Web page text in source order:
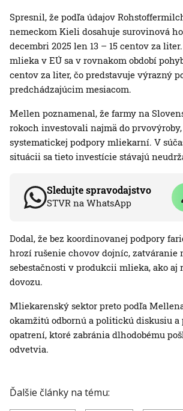
Spresnil, že podľa údajov
nemeckom Kieli dosahuje surovinová
decembri 2025 len 13 – 15 centov za
mlieka v EÚ sa v rovnakom období
centov za liter, čo predstavuje výrazný
predchádzajúcim mesiacom.
Mellen poznamenal, že farmy na
rokoch investovali najmä do prvovýroby,
systematickej podpory mliekarní. V
situácii sa tieto investície stávajú
Sledujte spravodajstvo
STVR na WhatsApp
Dodal, že bez koordinovanej podpory
hrozí rušenie chovov dojníc, zatváranie
sebestačnosti v produkcii mlieka, ako aj
dovozu.
Mliekarenský sektor preto podľa
okamžitú odbornú a politickú diskusiu
opatrení, ktoré zabránia dlhodobému
odvetvia.
Ďalšie články na tému: